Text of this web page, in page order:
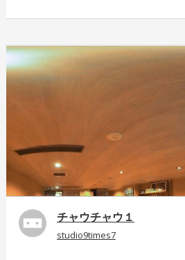
チャウチャウ１
studio9times7